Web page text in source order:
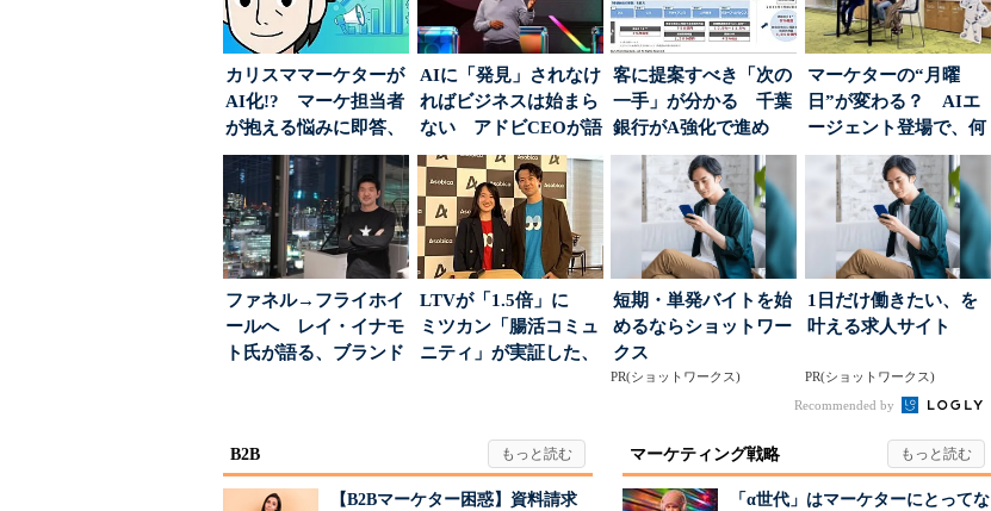
カリスママーケターが
AI化!? マーケ担当者
が抱える悩みに即答、
実力は？
AIに「発見」されなけ
ればビジネスは始まら
ない アドビCEOが語
った、AIエージ...
客に提案すべき「次の
一手」が分かる 千葉
銀行がA強化で進め
る“One to On...
マーケターの“月曜
日”が変わる？ AIエ
ージェント登場で、何
が起きるか
ファネル→フライホイ
ールへ レイ・イナモ
ト氏が語る、ブランド
LTVが「1.5倍」に
ミツカン「腸活コミュ
ニティ」が実証した、
短期・単発バイトを始
めるならショットワー
クス
PR(ショットワークス)
1日だけ働きたい、を
叶える求人サイト
PR(ショットワークス)
Recommended by
B2B
【B2Bマーケター困惑】資料請求
マーケティング戦略
「α世代」はマーケターにとってな